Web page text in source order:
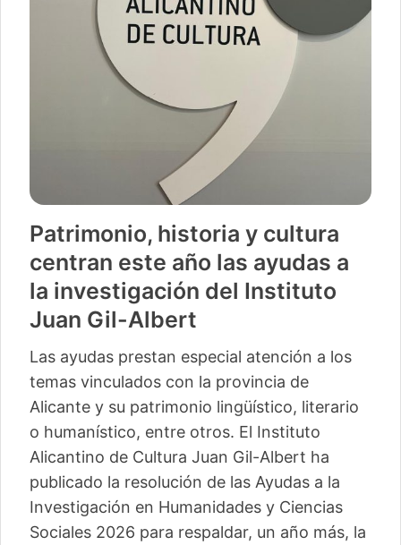
Patrimonio, historia y cultura
centran este año las ayudas a
la investigación del Instituto
Juan Gil-Albert
Las ayudas prestan especial atención a los
temas vinculados con la provincia de
Alicante y su patrimonio lingüístico, literario
o humanístico, entre otros. El Instituto
Alicantino de Cultura Juan Gil-Albert ha
publicado la resolución de las Ayudas a la
Investigación en Humanidades y Ciencias
Sociales 2026 para respaldar, un año más, la